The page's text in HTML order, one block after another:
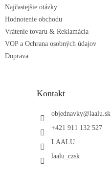
Najčastejšie otázky
Hodnotenie obchodu
Vrátenie tovaru & Reklamácia
VOP a Ochrana osobných údajov
Doprava
Kontakt
objednavky@laalu.sk
+421 911 132 527
LAALU
laalu_czsk